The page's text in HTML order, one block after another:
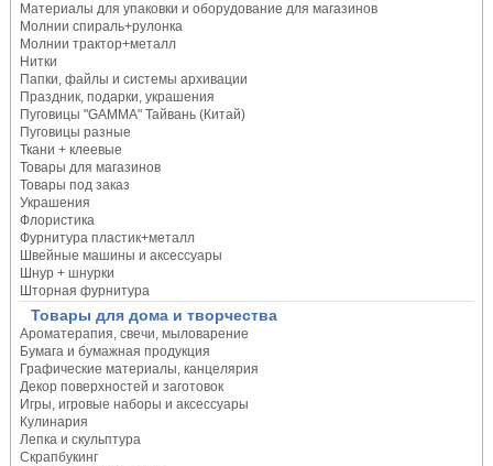
Материалы для упаковки и оборудование для магазинов
Молнии спираль+рулонка
Молнии трактор+металл
Нитки
Папки, файлы и системы архивации
Праздник, подарки, украшения
Пуговицы "GAMMA" Тайвань (Китай)
Пуговицы разные
Ткани + клеевые
Товары для магазинов
Товары под заказ
Украшения
Флористика
Фурнитура пластик+металл
Швейные машины и аксессуары
Шнур + шнурки
Шторная фурнитура
Товары для дома и творчества
Ароматерапия, свечи, мыловарение
Бумага и бумажная продукция
Графические материалы, канцелярия
Декор поверхностей и заготовок
Игры, игровые наборы и аксессуары
Кулинария
Лепка и скульптура
Скрапбукинг